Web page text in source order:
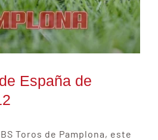
España de
Toros de Pamplona, este